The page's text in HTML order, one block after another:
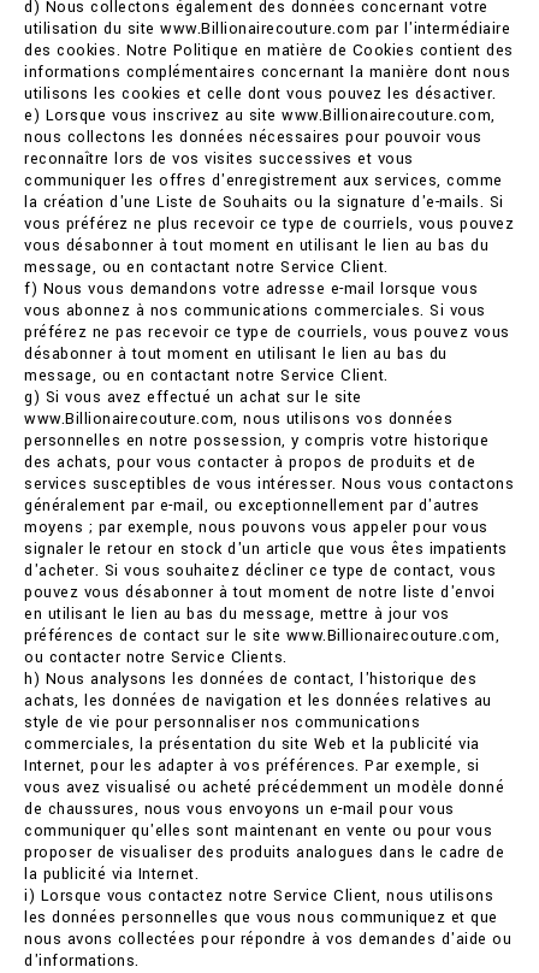
d) Nous collectons également des données concernant votre
utilisation du site www.Billionairecouture.com par l'intermédiaire
des cookies. Notre Politique en matière de Cookies contient des
informations complémentaires concernant la manière dont nous
utilisons les cookies et celle dont vous pouvez les désactiver.
e) Lorsque vous inscrivez au site www.Billionairecouture.com,
nous collectons les données nécessaires pour pouvoir vous
reconnaître lors de vos visites successives et vous
communiquer les offres d'enregistrement aux services, comme
la création d'une Liste de Souhaits ou la signature d'e-mails. Si
vous préférez ne plus recevoir ce type de courriels, vous pouvez
vous désabonner à tout moment en utilisant le lien au bas du
message, ou en contactant notre Service Client.
f) Nous vous demandons votre adresse e-mail lorsque vous
vous abonnez à nos communications commerciales. Si vous
préférez ne pas recevoir ce type de courriels, vous pouvez vous
désabonner à tout moment en utilisant le lien au bas du
message, ou en contactant notre Service Client.
g) Si vous avez effectué un achat sur le site
www.Billionairecouture.com, nous utilisons vos données
personnelles en notre possession, y compris votre historique
des achats, pour vous contacter à propos de produits et de
services susceptibles de vous intéresser. Nous vous contactons
généralement par e-mail, ou exceptionnellement par d'autres
moyens ; par exemple, nous pouvons vous appeler pour vous
signaler le retour en stock d'un article que vous êtes impatients
d'acheter. Si vous souhaitez décliner ce type de contact, vous
pouvez vous désabonner à tout moment de notre liste d'envoi
en utilisant le lien au bas du message, mettre à jour vos
préférences de contact sur le site www.Billionairecouture.com,
ou contacter notre Service Clients.
h) Nous analysons les données de contact, l'historique des
achats, les données de navigation et les données relatives au
style de vie pour personnaliser nos communications
commerciales, la présentation du site Web et la publicité via
Internet, pour les adapter à vos préférences. Par exemple, si
vous avez visualisé ou acheté précédemment un modèle donné
de chaussures, nous vous envoyons un e-mail pour vous
communiquer qu'elles sont maintenant en vente ou pour vous
proposer de visualiser des produits analogues dans le cadre de
la publicité via Internet.
i) Lorsque vous contactez notre Service Client, nous utilisons
les données personnelles que vous nous communiquez et que
nous avons collectées pour répondre à vos demandes d'aide ou
d'informations.